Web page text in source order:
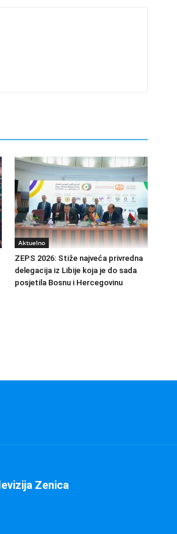
Aktuelno
ZEPS 2026: Stiže najveća privredna
delegacija iz Libije koja je do sada
posjetila Bosnu i Hercegovinu
Zenica